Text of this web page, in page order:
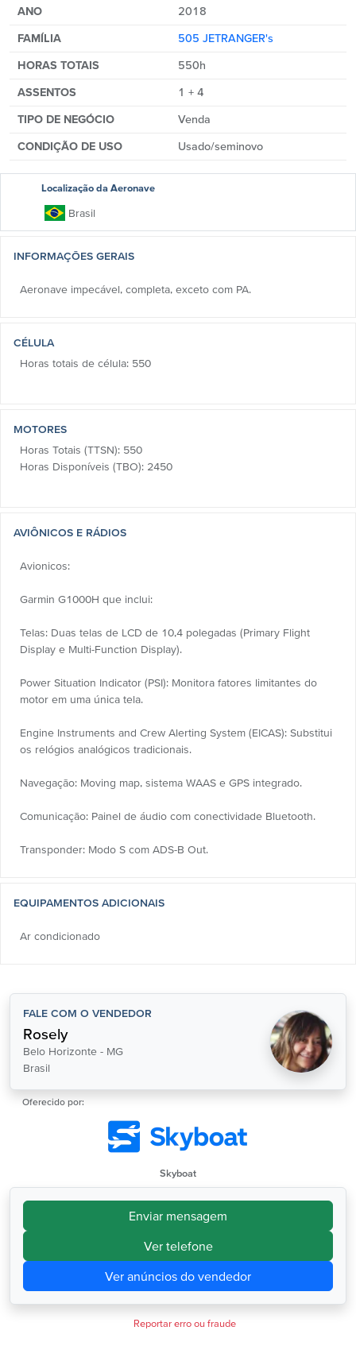
ANO 2018
FAMÍLIA 505 JETRANGER's
HORAS TOTAIS 550h
ASSENTOS 1 + 4
TIPO DE NEGÓCIO Venda
CONDIÇÃO DE USO Usado/seminovo
Localização da Aeronave
Brasil
INFORMAÇÕES GERAIS
Aeronave impecável, completa, exceto com PA.
CÉLULA
Horas totais de célula: 550
MOTORES
Horas Totais (TTSN): 550
Horas Disponíveis (TBO): 2450
AVIÔNICOS E RÁDIOS
Avionicos:
Garmin G1000H que inclui:
Telas: Duas telas de LCD de 10,4 polegadas (Primary Flight
Display e Multi-Function Display).
Power Situation Indicator (PSI): Monitora fatores limitantes do
motor em uma única tela.
Engine Instruments and Crew Alerting System (EICAS): Substitui
os relógios analógicos tradicionais.
Navegação: Moving map, sistema WAAS e GPS integrado.
Comunicação: Painel de áudio com conectividade Bluetooth.
Transponder: Modo S com ADS-B Out.
EQUIPAMENTOS ADICIONAIS
Ar condicionado
FALE COM O VENDEDOR
Rosely
Belo Horizonte - MG
Brasil
Oferecido por:
Skyboat
Enviar mensagem
Ver telefone
Ver anúncios do vendedor
Reportar erro ou fraude